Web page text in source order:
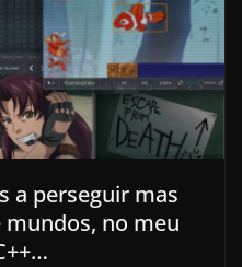
a perseguir mas
no meu